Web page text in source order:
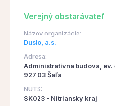
Verejný obstarávateľ
Názov organizácie:
Duslo, a.s.
Adresa:
Administratívna budova, ev.
927 03 Šaľa
NUTS:
SK023 - Nitriansky kraj